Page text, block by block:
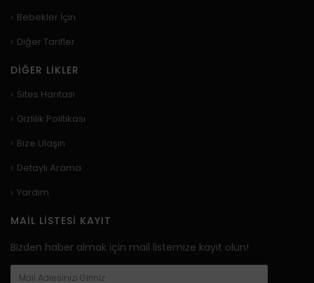
Bebekler İçin
Diğer Tarifler
DIĞER LIKLER
Sites Haritası
Gizlilik Politikası
Bize Ulaşın
Detaylı Arama
Yardım
MAIL LISTESI KAYIT
Bizden haber almak için mail listemize kayıt olun!